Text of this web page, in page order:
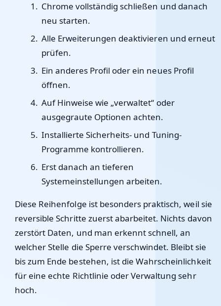
Chrome vollständig schließen und danach
neu starten.
Alle Erweiterungen deaktivieren und erneut
prüfen.
Ein anderes Profil oder ein neues Profil
öffnen.
Auf Hinweise wie „verwaltet“ oder
ausgegraute Optionen achten.
Installierte Sicherheits- und Tuning-
Programme kontrollieren.
Erst danach an tieferen
Systemeinstellungen arbeiten.
Diese Reihenfolge ist besonders praktisch, weil sie
reversible Schritte zuerst abarbeitet. Nichts davon
zerstört Daten, und man erkennt schnell, an
welcher Stelle die Sperre verschwindet. Bleibt sie
bis zum Ende bestehen, ist die Wahrscheinlichkeit
für eine echte Richtlinie oder Verwaltung sehr
hoch.